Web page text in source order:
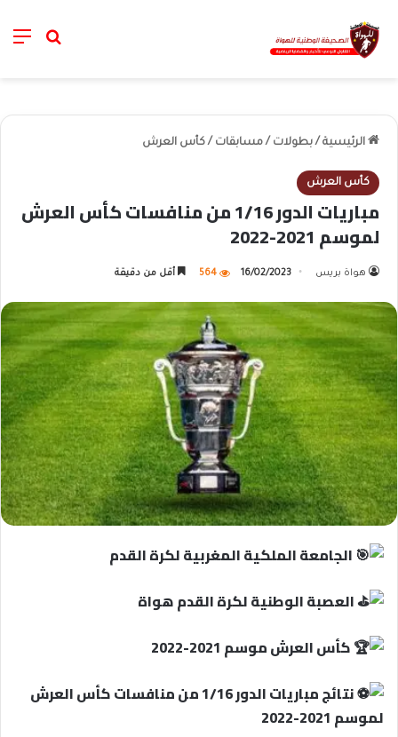
خانة
الرئيسية / بطولات / مسابقات / كأس العرش
كأس العرش
مباريات الدور 1/16 من منافسات كأس العرش
لموسم 2021-2022
هواة بريس 16/02/2023
564 أقل من دقيقة
الجامعة الملكية المغربية لكرة القدم
العصبة الوطنية لكرة القدم هواة
كأس العرش موسم 2021-2022
نتائج مباريات الدور 1/16 من منافسات كأس العرش
لموسم 2021-2022